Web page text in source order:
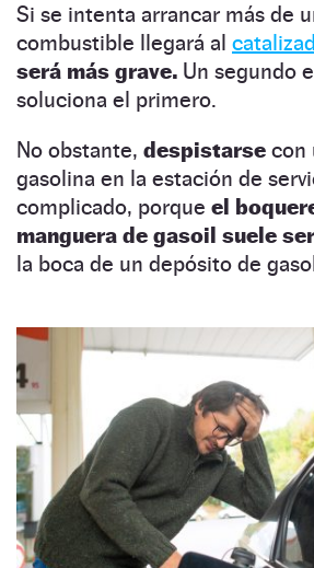
Si se intenta arrancar más de
combustible llegará al
será más grave. Un segundo
soluciona el primero.
No obstante, despistarse con
gasolina en la estación de
complicado, porque el
manguera de gasoil suele
la boca de un depósito de